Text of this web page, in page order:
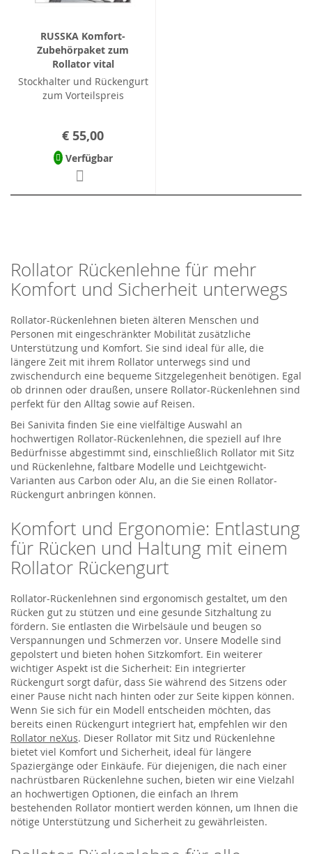
RUSSKA Komfort-
Zubehörpaket zum
Rollator vital
Stockhalter und Rückengurt
zum Vorteilspreis
€ 55,00
Verfügbar
Rollator Rückenlehne für mehr
Komfort und Sicherheit unterwegs
Rollator-Rückenlehnen bieten älteren Menschen und
Personen mit eingeschränkter Mobilität zusätzliche
Unterstützung und Komfort. Sie sind ideal für alle, die
längere Zeit mit ihrem Rollator unterwegs sind und
zwischendurch eine bequeme Sitzgelegenheit benötigen. Egal
ob drinnen oder draußen, unsere Rollator-Rückenlehnen sind
perfekt für den Alltag sowie auf Reisen.
Bei Sanivita finden Sie eine vielfältige Auswahl an
hochwertigen Rollator-Rückenlehnen, die speziell auf Ihre
Bedürfnisse abgestimmt sind, einschließlich Rollator mit Sitz
und Rückenlehne, faltbare Modelle und Leichtgewicht-
Varianten aus Carbon oder Alu, an die Sie einen Rollator-
Rückengurt anbringen können.
Komfort und Ergonomie: Entlastung
für Rücken und Haltung mit einem
Rollator Rückengurt
Rollator-Rückenlehnen sind ergonomisch gestaltet, um den
Rücken gut zu stützen und eine gesunde Sitzhaltung zu
fördern. Sie entlasten die Wirbelsäule und beugen so
Verspannungen und Schmerzen vor. Unsere Modelle sind
gepolstert und bieten hohen Sitzkomfort. Ein weiterer
wichtiger Aspekt ist die Sicherheit: Ein integrierter
Rückengurt sorgt dafür, dass Sie während des Sitzens oder
einer Pause nicht nach hinten oder zur Seite kippen können.
Wenn Sie sich für ein Modell entscheiden möchten, das
bereits einen Rückengurt integriert hat, empfehlen wir den
Rollator neXus. Dieser Rollator mit Sitz und Rückenlehne
bietet viel Komfort und Sicherheit, ideal für längere
Spaziergänge oder Einkäufe. Für diejenigen, die nach einer
nachrüstbaren Rückenlehne suchen, bieten wir eine Vielzahl
an hochwertigen Optionen, die einfach an Ihrem
bestehenden Rollator montiert werden können, um Ihnen die
nötige Unterstützung und Sicherheit zu gewährleisten.